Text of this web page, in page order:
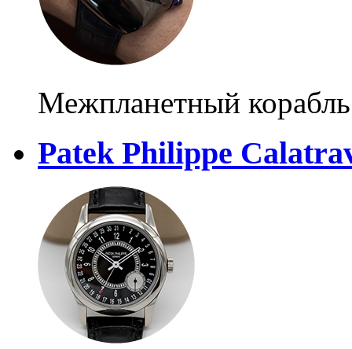
Межпланетный корабль
Patek Philippe